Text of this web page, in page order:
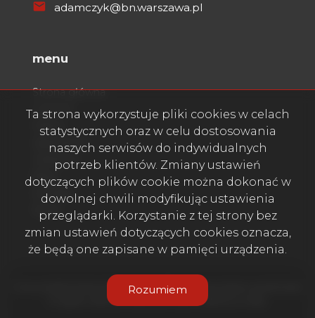
adamczyk@bn.warszawa.pl
menu
Strona główna
O firmie
Oferty
Zgłoszenia
Ulubione
Blog
Kontakt
Rodo
Firma WARSZAWA NIERUCHOMOŚCI Andrzej Adamczyk © 2026
Program dla biur nieruchomości
Galactica Virgo
Ta strona wykorzystuje pliki cookies w celach
statystycznych oraz w celu dostosowania
naszych serwisów do indywidualnych
potrzeb klientów. Zmiany ustawień
dotyczących plików cookie można dokonać w
dowolnej chwili modyfikując ustawienia
przeglądarki. Korzystanie z tej strony bez
zmian ustawień dotyczących cookies oznacza,
że będą one zapisane w pamięci urządzenia.
Rozumiem